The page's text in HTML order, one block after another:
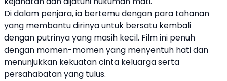
Di dalam penjara, ia bertemu dengan para tahanan
yang membantu dirinya untuk bersatu kembali
dengan putrinya yang masih kecil. Film ini penuh
dengan momen-momen yang menyentuh hati dan
menunjukkan kekuatan cinta keluarga serta
persahabatan yang tulus.